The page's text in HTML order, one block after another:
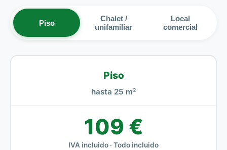
Piso
Chalet /
unifamiliar
Local
comercial
Piso
hasta 25 m²
109 €
IVA incluido · Todo incluido